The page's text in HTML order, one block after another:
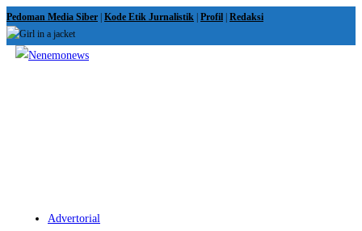
Skip
to
content
Pedoman Media Siber Kode Etik Jurnalistik Profil Redaksi
Advertorial